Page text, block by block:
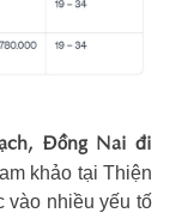
Đồng Nai đi
khảo tại Thiện
vào nhiều yếu tố